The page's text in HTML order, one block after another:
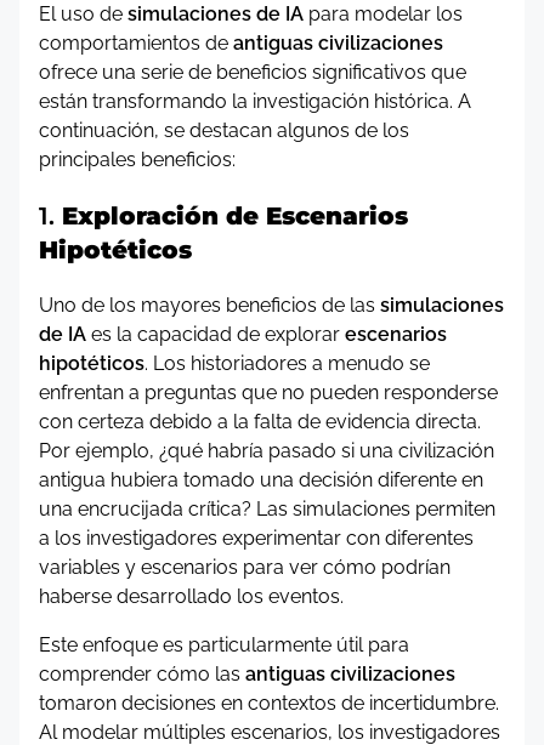
El uso de simulaciones de IA para modelar los
comportamientos de antiguas civilizaciones
ofrece una serie de beneficios significativos que
están transformando la investigación histórica. A
continuación, se destacan algunos de los
principales beneficios:
1. Exploración de Escenarios
Hipotéticos
Uno de los mayores beneficios de las simulaciones
de IA es la capacidad de explorar escenarios
hipotéticos. Los historiadores a menudo se
enfrentan a preguntas que no pueden responderse
con certeza debido a la falta de evidencia directa.
Por ejemplo, ¿qué habría pasado si una civilización
antigua hubiera tomado una decisión diferente en
una encrucijada crítica? Las simulaciones permiten
a los investigadores experimentar con diferentes
variables y escenarios para ver cómo podrían
haberse desarrollado los eventos.
Este enfoque es particularmente útil para
comprender cómo las antiguas civilizaciones
tomaron decisiones en contextos de incertidumbre.
Al modelar múltiples escenarios, los investigadores